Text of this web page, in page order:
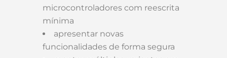
microcontroladores com reescrita
mínima
apresentar novas
funcionalidades de forma segura